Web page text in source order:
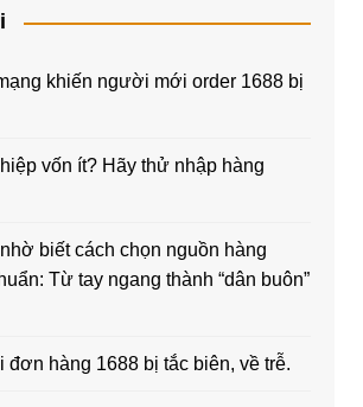
khiến người mới order 1688 bị
vốn ít? Hãy thử nhập hàng
biết cách chọn nguồn hàng
Từ tay ngang thành “dân buôn”
đơn hàng 1688 bị tắc biên, về trễ.